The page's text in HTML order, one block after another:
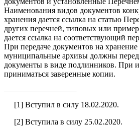
Наименования видов документов
хранения дается ссылка на статью
других перечней, типовых или
дается ссылка на соответствующий
При передаче документов на хранение
муниципальные архивы должны
документы в виде подлинников. При
приниматься заверенные копии.
[1] Вступил в силу 18.02.2020.
[2] Вступила в силу 25.02.2020.